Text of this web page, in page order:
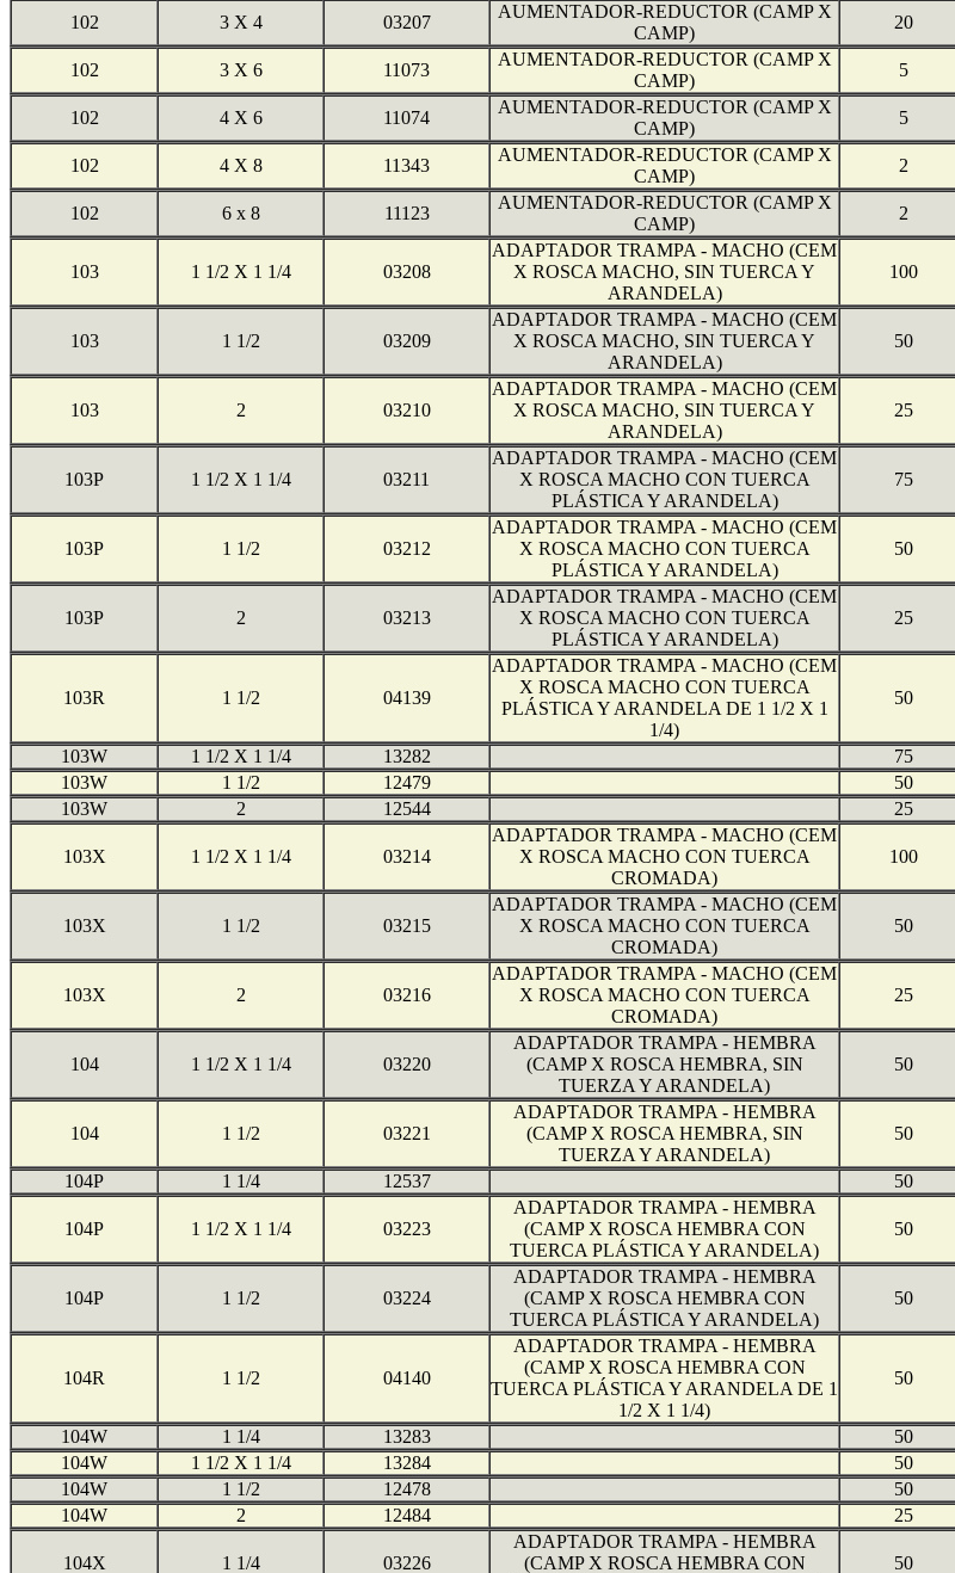
102 3 X 4 03207
AUMENTADOR-REDUCTOR (CAMP X
CAMP)
20
102 3 X 6 11073
AUMENTADOR-REDUCTOR (CAMP X
CAMP)
5
102 4 X 6 11074
AUMENTADOR-REDUCTOR (CAMP X
CAMP)
5
102 4 X 8 11343
AUMENTADOR-REDUCTOR (CAMP X
CAMP)
2
102 6 x 8 11123
AUMENTADOR-REDUCTOR (CAMP X
CAMP)
2
103 1 1/2 X 1 1/4 03208
ADAPTADOR TRAMPA - MACHO (CEM
X ROSCA MACHO, SIN TUERCA Y
ARANDELA)
100
103 1 1/2 03209
ADAPTADOR TRAMPA - MACHO (CEM
X ROSCA MACHO, SIN TUERCA Y
ARANDELA)
50
103 2 03210
ADAPTADOR TRAMPA - MACHO (CEM
X ROSCA MACHO, SIN TUERCA Y
ARANDELA)
25
103P 1 1/2 X 1 1/4 03211
ADAPTADOR TRAMPA - MACHO (CEM
X ROSCA MACHO CON TUERCA
PLÁSTICA Y ARANDELA)
75
103P 1 1/2 03212
ADAPTADOR TRAMPA - MACHO (CEM
X ROSCA MACHO CON TUERCA
PLÁSTICA Y ARANDELA)
50
103P 2 03213
ADAPTADOR TRAMPA - MACHO (CEM
X ROSCA MACHO CON TUERCA
PLÁSTICA Y ARANDELA)
25
103R 1 1/2 04139
ADAPTADOR TRAMPA - MACHO (CEM
X ROSCA MACHO CON TUERCA
PLÁSTICA Y ARANDELA DE 1 1/2 X 1
1/4)
50
103W 1 1/2 X 1 1/4 13282 75
103W
1 1/2 12479 50
103W
2 12544 25
103X 1 1/2 X 1 1/4 03214
ADAPTADOR TRAMPA - MACHO (CEM
X ROSCA MACHO CON TUERCA
CROMADA)
100
103X 1 1/2 03215
ADAPTADOR TRAMPA - MACHO (CEM
X ROSCA MACHO CON TUERCA
CROMADA)
50
103X 2 03216
ADAPTADOR TRAMPA - MACHO (CEM
X ROSCA MACHO CON TUERCA
CROMADA)
25
104 1 1/2 X 1 1/4 03220
ADAPTADOR TRAMPA - HEMBRA
(CAMP X ROSCA HEMBRA, SIN
TUERZA Y ARANDELA)
50
104 1 1/2 03221
ADAPTADOR TRAMPA - HEMBRA
(CAMP X ROSCA HEMBRA, SIN
TUERZA Y ARANDELA)
50
104P 1 1/4 12537 50
104P 1 1/2 X 1 1/4 03223
ADAPTADOR TRAMPA - HEMBRA
(CAMP X ROSCA HEMBRA CON
TUERCA PLÁSTICA Y ARANDELA)
50
104P 1 1/2 03224
ADAPTADOR TRAMPA - HEMBRA
(CAMP X ROSCA HEMBRA CON
TUERCA PLÁSTICA Y ARANDELA)
50
104R 1 1/2 04140
ADAPTADOR TRAMPA - HEMBRA
(CAMP X ROSCA HEMBRA CON
TUERCA PLÁSTICA Y ARANDELA DE 1
1/2 X 1 1/4)
50
104W 1 1/4 13283 50
104W
1 1/2 X 1 1/4 13284 50
104W
1 1/2 12478 50
104W
2 12484 25
104X 1 1/4 03226
ADAPTADOR TRAMPA - HEMBRA
(CAMP X ROSCA HEMBRA CON
50